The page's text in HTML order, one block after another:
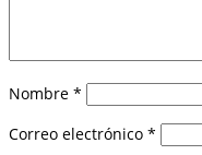
Nombre *
Correo electrónico *